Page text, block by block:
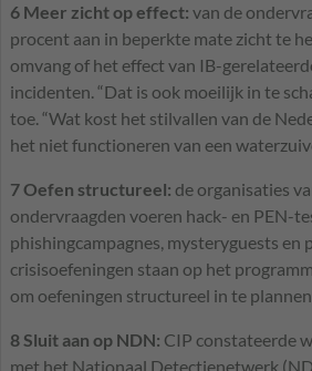
6 Meer zicht op effect: van de
procent aan in beperkte mate zicht te
omvang of het effect van IB-
incidenten. “Dat is ook moeilijk in te
toe. “Wat kost het stilvallen van de
het niet functioneren van een
7 Oefen structureel: de organisaties
ondervraagden voeren hack- en PEN-
phishingcampagnes, mysteryguests en
crisisoefeningen staan op het
om oefeningen structureel in te
8 Sluit aan op NDN: CIP constateerde
met het Nationaal Detectienetwerk (